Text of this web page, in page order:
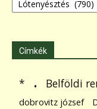
Címkék
* . Belföldi
dobrovitz józsef